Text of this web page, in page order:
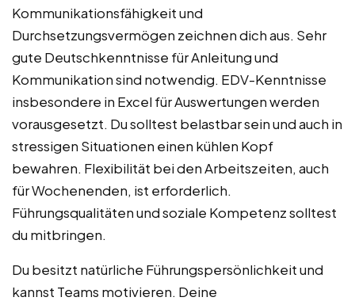
Kommunikationsfähigkeit und
Durchsetzungsvermögen zeichnen dich aus. Sehr
gute Deutschkenntnisse für Anleitung und
Kommunikation sind notwendig. EDV-Kenntnisse
insbesondere in Excel für Auswertungen werden
vorausgesetzt. Du solltest belastbar sein und auch in
stressigen Situationen einen kühlen Kopf
bewahren. Flexibilität bei den Arbeitszeiten, auch
für Wochenenden, ist erforderlich.
Führungsqualitäten und soziale Kompetenz solltest
du mitbringen.
Du besitzt natürliche Führungspersönlichkeit und
kannst Teams motivieren. Deine